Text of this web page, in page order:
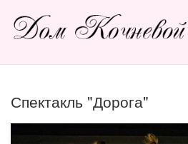
Спектакль "Дорога"